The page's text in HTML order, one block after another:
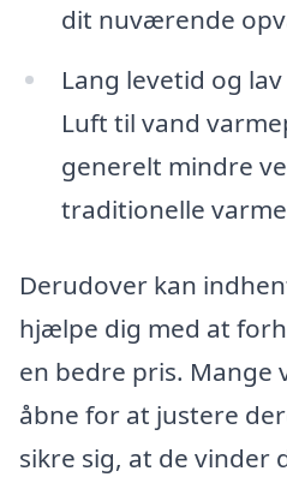
dit nuværende
Lang levetid og
Luft til vand
generelt mindre
traditionelle
Derudover kan
hjælpe dig med at
en bedre pris. Mange
åbne for at justere
sikre sig, at de vinder